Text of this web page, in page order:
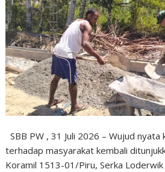
SBB PW , 31 Juli 2026 – Wujud nyata
terhadap masyarakat kembali
Koramil 1513-01/Piru, Serka Loderwik